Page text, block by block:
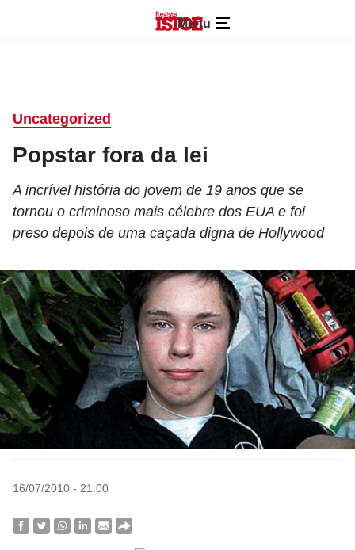
Menu
Uncategorized
Popstar fora da lei
A incrível história do jovem de 19 anos que se
tornou o criminoso mais célebre dos EUA e foi
preso depois de uma caçada digna de Hollywood
16/07/2010 - 21:00